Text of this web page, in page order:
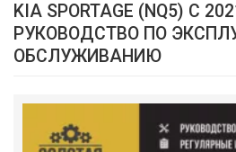
KIA SPORTAGE (NQ5) С
РУКОВОДСТВО ПО
ОБСЛУЖИВАНИЮ